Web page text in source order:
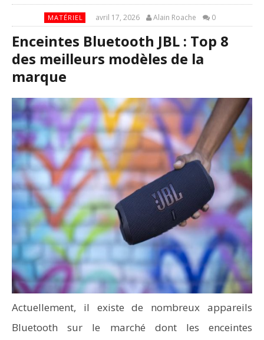
MATÉRIEL avril 17, 2026 Alain Roache 0
Enceintes Bluetooth JBL : Top 8
des meilleurs modèles de la
marque
Actuellement, il existe de nombreux appareils
Bluetooth sur le marché dont les enceintes